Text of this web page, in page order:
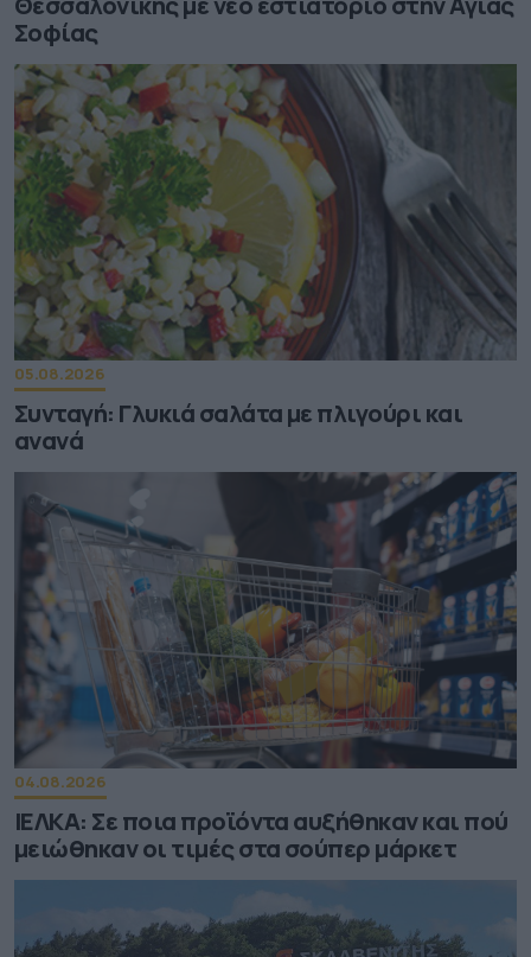
Σοφίας
05.08.2026
Συνταγή: Γλυκιά σαλάτα με πλιγούρι και
ανανά
04.08.2026
ΙΕΛΚΑ: Σε ποια προϊόντα αυξήθηκαν και πού
μειώθηκαν οι τιμές στα σούπερ μάρκετ